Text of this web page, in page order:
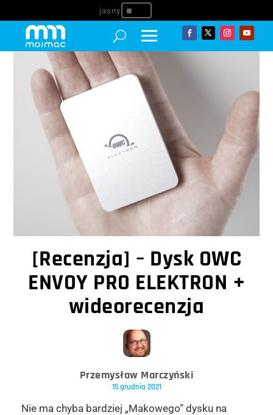
^
[Recenzja] – Dysk OWC
ENVOY PRO ELEKTRON +
wideorecenzja
Przemysław Marczyński
15 grudnia 2021
Nie ma chyba bardziej „Makowego” dysku na